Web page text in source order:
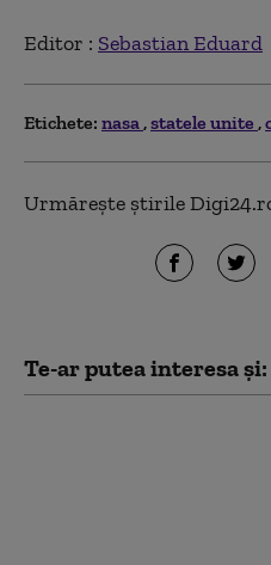
Editor : Sebastian Eduard
Etichete: nasa statele unite
Urmărește știrile
Te-ar putea interesa și: